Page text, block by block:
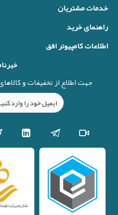
خدمات مشتریان
راهنمای خرید
اطلاعات کامپیوتر افق
جهت اطلاع از تخفیفات و